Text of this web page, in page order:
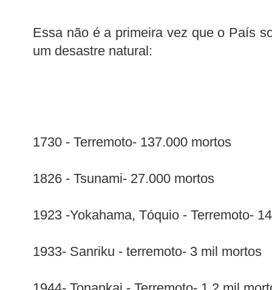
Essa não é a primeira vez que o País
um desastre natural:
1730 - Terremoto- 137.000 mortos
1826 - Tsunami- 27.000 mortos
1923 -Yokahama, Tóquio - Terremoto-
1933- Sanriku - terremoto- 3 mil mortos